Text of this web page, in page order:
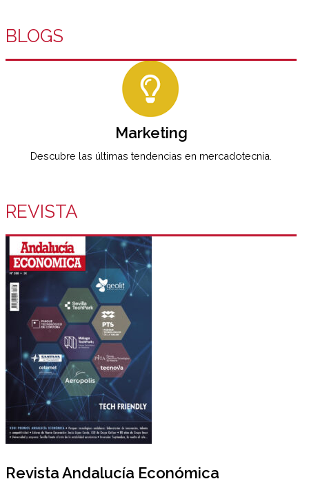
BLOGS
Marketing
Descubre las últimas tendencias en mercadotecnia.
REVISTA
Revista Andalucía Económica